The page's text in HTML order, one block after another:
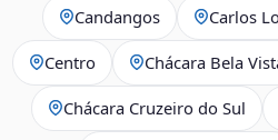
Candangos Carlos
Centro Chácara Bela
Chácara Cruzeiro do Sul